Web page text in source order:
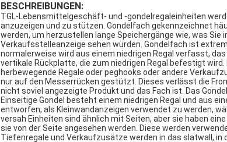
BESCHREIBUNGEN:
TGL-Lebensmittelgeschäft- und -gondelregaleinheiten
anzuzeigen und zu stützen. Gondelfach gekennzeichnet
werden, um herzustellen lange Speichergänge wie, was
Verkaufsstelleanzeige sehen würden. Gondelfach ist
normalerweise wird aus einem niedrigen Regal verfasst,
vertikale Rückplatte, die zum niedrigen Regal befestigt
herbewegende Regale oder peghooks oder andere
nur auf den Messerrücken gestützt. Dieses verlässt die
nicht soviel angezeigte Produkt und das Fach ist. Das
Einseitige Gondel besteht einem niedrigen Regal und aus
entworfen, als Kleinwandanzeigen verwendet zu werden,
versah Einheiten sind ähnlich mit Seiten, aber sie haben
sie von der Seite angesehen werden. Diese werden
Tiefenregale und Verkaufzusätze werden in das slatwall, in